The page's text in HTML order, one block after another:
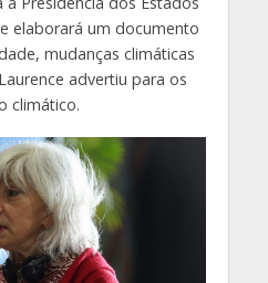
elaborará um documento
mudanças climáticas
advertiu para os
climático.